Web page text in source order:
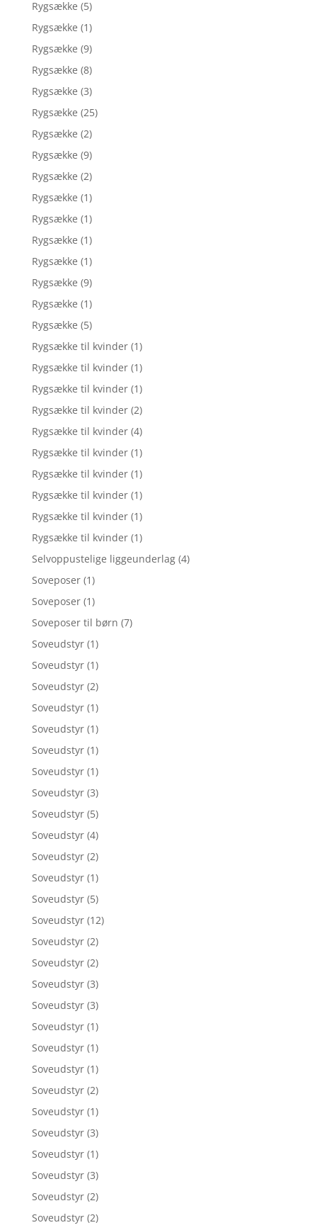
Rygsække (5)
Rygsække (1)
Rygsække (9)
Rygsække (8)
Rygsække (3)
Rygsække (25)
Rygsække (2)
Rygsække (9)
Rygsække (2)
Rygsække (1)
Rygsække (1)
Rygsække (1)
Rygsække (1)
Rygsække (9)
Rygsække (1)
Rygsække (5)
Rygsække til kvinder (1)
Rygsække til kvinder (1)
Rygsække til kvinder (1)
Rygsække til kvinder (2)
Rygsække til kvinder (4)
Rygsække til kvinder (1)
Rygsække til kvinder (1)
Rygsække til kvinder (1)
Rygsække til kvinder (1)
Rygsække til kvinder (1)
Selvoppustelige liggeunderlag (4)
Soveposer (1)
Soveposer (1)
Soveposer til børn (7)
Soveudstyr (1)
Soveudstyr (1)
Soveudstyr (2)
Soveudstyr (1)
Soveudstyr (1)
Soveudstyr (1)
Soveudstyr (1)
Soveudstyr (3)
Soveudstyr (5)
Soveudstyr (4)
Soveudstyr (2)
Soveudstyr (1)
Soveudstyr (5)
Soveudstyr (12)
Soveudstyr (2)
Soveudstyr (2)
Soveudstyr (3)
Soveudstyr (3)
Soveudstyr (1)
Soveudstyr (1)
Soveudstyr (1)
Soveudstyr (2)
Soveudstyr (1)
Soveudstyr (3)
Soveudstyr (1)
Soveudstyr (3)
Soveudstyr (2)
Soveudstyr (2)